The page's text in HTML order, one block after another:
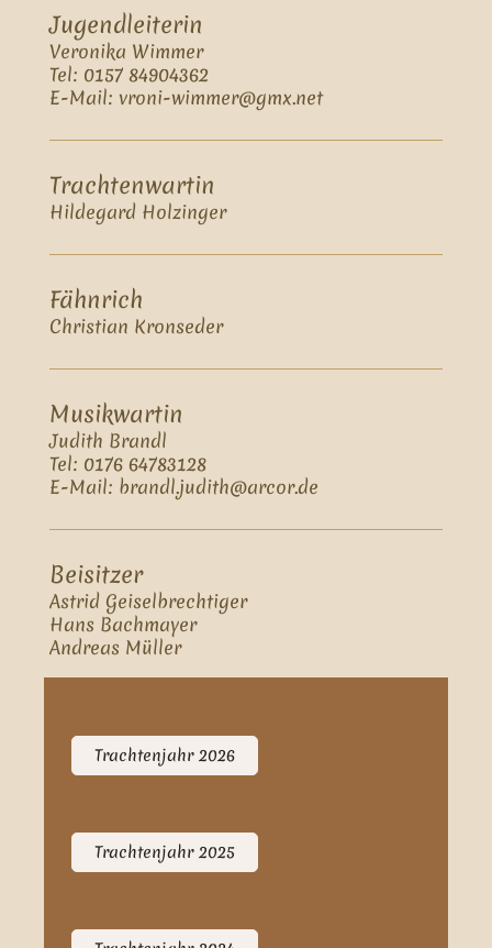
Jugendleiterin
Veronika Wimmer
Tel: 0157 84904362
E-Mail: vroni-wimmer@gmx.net
Trachtenwartin
Hildegard Holzinger
Fähnrich
Christian Kronseder
Musikwartin
Judith Brandl
Tel: 0176 64783128
E-Mail: brandl.judith@arcor.de
Beisitzer
Astrid Geiselbrechtiger
Hans Bachmayer
Andreas Müller
Trachtenjahr 2026
Trachtenjahr 2025